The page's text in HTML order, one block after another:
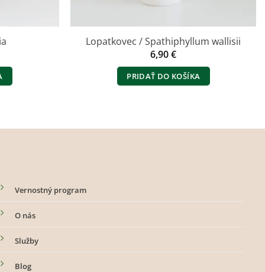
Lopatkovec / Spathiphyllum wallisii
6,90€
PRIDAŤ DO KOŠÍKA
Vernostný program
O nás
Služby
Blog